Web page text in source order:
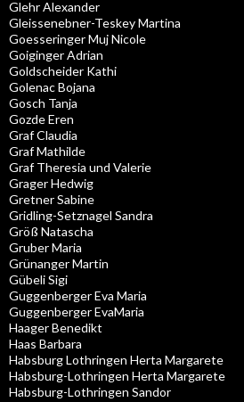
Glehr Alexander
Gleissenebner-Teskey Martina
Goesseringer Muj Nicole
Goiginger Adrian
Goldscheider Kathi
Golenac Bojana
Gosch Tanja
Gozde Eren
Graf Claudia
Graf Mathilde
Graf Theresia und Valerie
Grager Hedwig
Gretner Sabine
Gridling-Setznagel Sandra
Größ Natascha
Gruber Maria
Grünanger Martin
Gübeli Sigi
Guggenberger Eva Maria
Guggenberger EvaMaria
Haager Benedikt
Haas Barbara
Habsburg Lothringen Herta Margarete
Habsburg-Lothringen Herta Margarete
Habsburg-Lothringen Sandor